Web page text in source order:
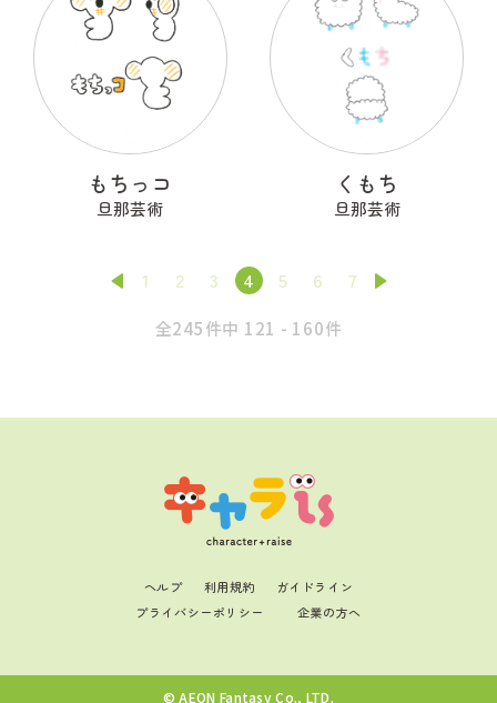
もちっコ
旦那芸術
くもち
旦那芸術
1 2 3 4 5 6 7
全245件中 121 - 160件
ヘルプ 利用規約
ガイドライン
プライバシーポリシー
企業の方へ
© AEON Fantasy Co., LTD.